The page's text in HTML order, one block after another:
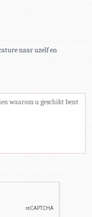
naar uzelf en